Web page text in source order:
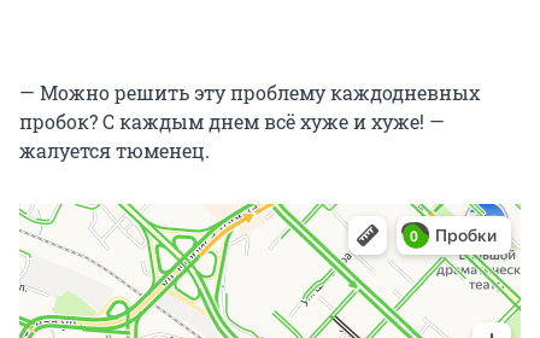
— Можно решить эту проблему каждодневных
пробок? С каждым днем всё хуже и хуже! —
жалуется тюменец.